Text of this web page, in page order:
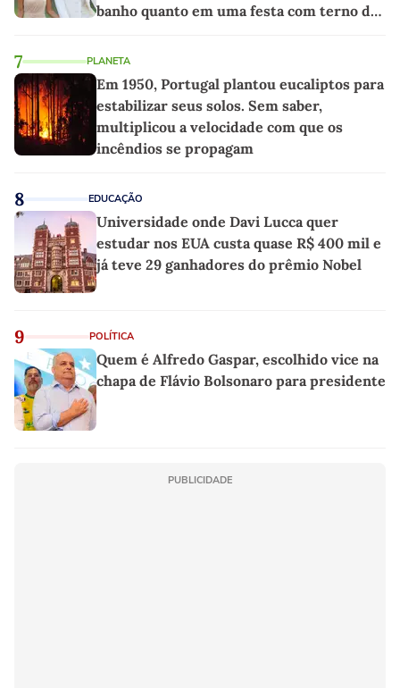
banho quanto em uma festa com terno de
7 PLANETA
Em 1950, Portugal plantou eucaliptos para
estabilizar seus solos. Sem saber,
multiplicou a velocidade com que os
incêndios se propagam
8 EDUCAÇÃO
Universidade onde Davi Lucca quer
estudar nos EUA custa quase R$ 400 mil e
já teve 29 ganhadores do prêmio Nobel
9 POLÍTICA
Quem é Alfredo Gaspar, escolhido vice na
chapa de Flávio Bolsonaro para presidente
PUBLICIDADE